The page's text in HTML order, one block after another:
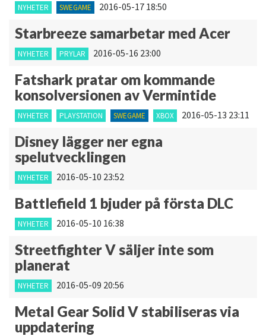
NYHETER SWEGAME 2016-05-17 18:50
Starbreeze samarbetar med Acer
NYHETER PRYLAR 2016-05-16 23:00
Fatshark pratar om kommande
konsolversionen av Vermintide
NYHETER PLAYSTATION SWEGAME XBOX 2016-05-13 23:11
Disney lägger ner egna
spelutvecklingen
NYHETER 2016-05-10 23:52
Battlefield 1 bjuder på första DLC
NYHETER 2016-05-10 16:38
Streetfighter V säljer inte som
planerat
NYHETER 2016-05-09 20:56
Metal Gear Solid V stabiliseras via
uppdatering